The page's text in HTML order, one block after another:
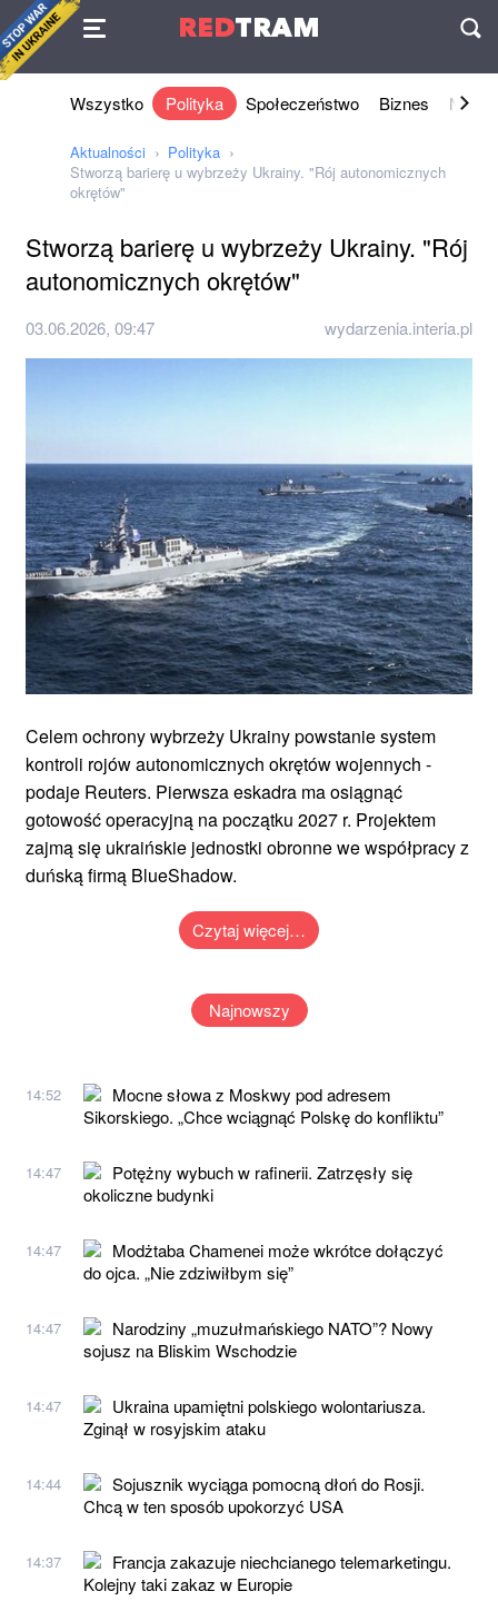
REDTRAM
Umowa
Wszystko Polityka Społeczeństwo Biznes Nauki
Aktualności
Polityka
Stworzą barierę u wybrzeży Ukrainy. "Rój autonomicznych
okrętów"
Stworzą barierę u wybrzeży Ukrainy. "Rój
autonomicznych okrętów"
03.06.2026, 09:47 wydarzenia.interia.pl
Celem ochrony wybrzeży Ukrainy powstanie system
kontroli rojów autonomicznych okrętów wojennych -
podaje Reuters. Pierwsza eskadra ma osiągnąć
gotowość operacyjną na początku 2027 r. Projektem
zajmą się ukraińskie jednostki obronne we współpracy z
duńską firmą BlueShadow.
Czytaj więcej…
Najnowszy
14:52
Mocne słowa z Moskwy pod adresem
Sikorskiego. „Chce wciągnąć Polskę do konfliktu”
14:47
Potężny wybuch w rafinerii. Zatrzęsły się
okoliczne budynki
14:47
Modżtaba Chamenei może wkrótce dołączyć
do ojca. „Nie zdziwiłbym się”
14:47
Narodziny „muzułmańskiego NATO”? Nowy
sojusz na Bliskim Wschodzie
14:47
Ukraina upamiętni polskiego wolontariusza.
Zginął w rosyjskim ataku
14:44
Sojusznik wyciąga pomocną dłoń do Rosji.
Chcą w ten sposób upokorzyć USA
14:37
Francja zakazuje niechcianego telemarketingu.
Kolejny taki zakaz w Europie